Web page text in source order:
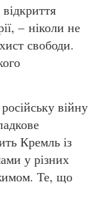
– ніколи не
свободи.
війну
Кремль із
у різних
Те, що